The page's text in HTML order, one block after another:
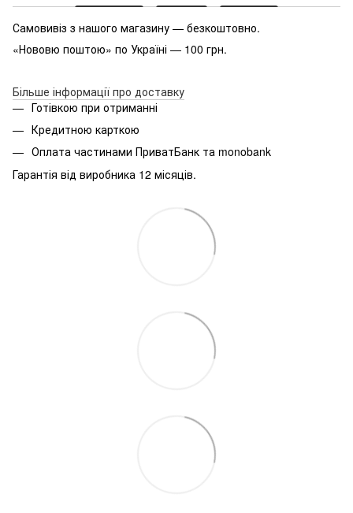
Самовивіз з нашого магазину — безкоштовно.
«Нововю поштою» по Україні — 100 грн.
Більше інформації про доставку
Готівкою при отриманні
Кредитною карткою
Оплата частинами ПриватБанк та monobank
Гарантія від виробника 12 місяців.